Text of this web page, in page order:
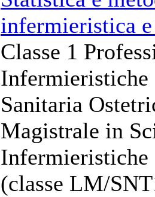
infermieristica
Classe 1
Infermieristiche
Sanitaria
Magistrale in
Infermieristiche
(classe LM/